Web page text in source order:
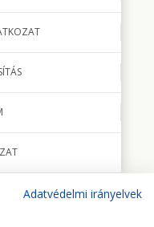
Adatvédelmi irányelvek